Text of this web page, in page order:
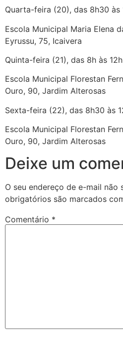
Quarta-feira (20), das 8h30 às
Escola Municipal Maria Elena
Eyrussu, 75, Icaivera
Quinta-feira (21), das 8h às 12h
Escola Municipal Florestan
Ouro, 90, Jardim Alterosas
Sexta-feira (22), das 8h30 às
Escola Municipal Florestan
Ouro, 90, Jardim Alterosas
Deixe um
O seu endereço de e-mail não
obrigatórios são marcados
Comentário *